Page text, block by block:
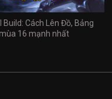
Build: Cách Lên Đồ, Bảng
16 mạnh nhất